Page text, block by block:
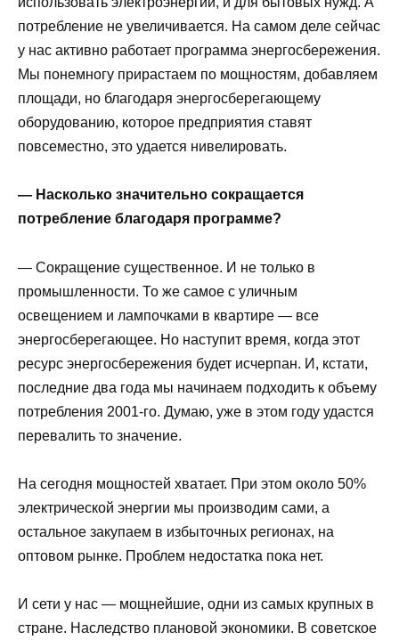
потребление не увеличивается. На самом деле сейчас
у нас активно работает программа энергосбережения.
Мы понемногу прирастаем по мощностям, добавляем
площади, но благодаря энергосберегающему
оборудованию, которое предприятия ставят
повсеместно, это удается нивелировать.
— Насколько значительно сокращается
потребление благодаря программе?
— Сокращение существенное. И не только в
промышленности. То же самое с уличным
освещением и лампочками в квартире — все
энергосберегающее. Но наступит время, когда этот
ресурс энергосбережения будет исчерпан. И, кстати,
последние два года мы начинаем подходить к объему
потребления 2001-го. Думаю, уже в этом году удастся
перевалить то значение.
На сегодня мощностей хватает. При этом около 50%
электрической энергии мы производим сами, а
остальное закупаем в избыточных регионах, на
оптовом рынке. Проблем недостатка пока нет.
И сети у нас — мощнейшие, одни из самых крупных в
стране. Наследство плановой экономики. В советское